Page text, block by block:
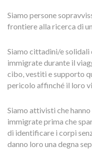
Siamo persone
frontiere alla ricerca di
Siamo cittadini/e solidali
immigrate durante il
cibo, vestiti e supporto
pericolo affinché il loro
Siamo attivisti che
immigrate prima che
di identificare i corpi
danno loro una degna